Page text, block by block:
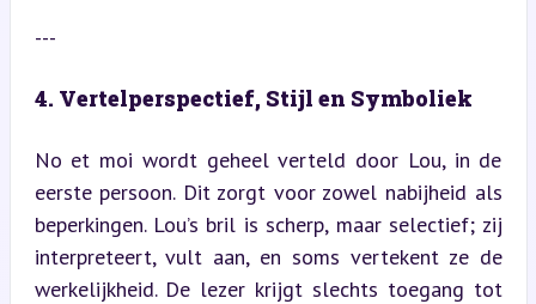
---
4. Vertelperspectief, Stijl en Symboliek
No et moi wordt geheel verteld door Lou, in de
eerste persoon. Dit zorgt voor zowel nabijheid als
beperkingen. Lou’s bril is scherp, maar selectief; zij
interpreteert, vult aan, en soms vertekent ze de
werkelijkheid. De lezer krijgt slechts toegang tot